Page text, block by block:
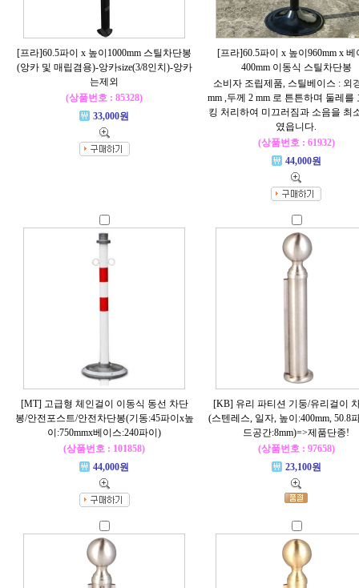
[프라]60.5파이 x 높이1000mm 스틸차단봉
(앙카 및 매립겸용)-앙카size(3/8인치)-앙카
는제외
(상품번호 : 85328)
33,000원
[프라]60.5파이 x 높이960mm x 베
400mm 이동식 스틸차단봉
소비자 조립제품, 스틸베이스 : 외
mm ,두께 2 mm 로 튼튼하며 둘레를
킹 처리하여 미끄러짐과 소음을 최
였읍니다.
(상품번호 : 61932)
44,000원
[MT] 고급형 체인걸이 이동식 동선 차단
봉/안전포스트/안전차단봉(기동:45파이x높
이:750mmx베이스:240파이)
(상품번호 : 101858)
44,000원
[KB] 유리 파티션 기둥/유리걸이
(스텐레스, 일자, 높이:400mm, 50.8
드공간:8mm)=>제품단종!
(상품번호 : 97658)
23,100원